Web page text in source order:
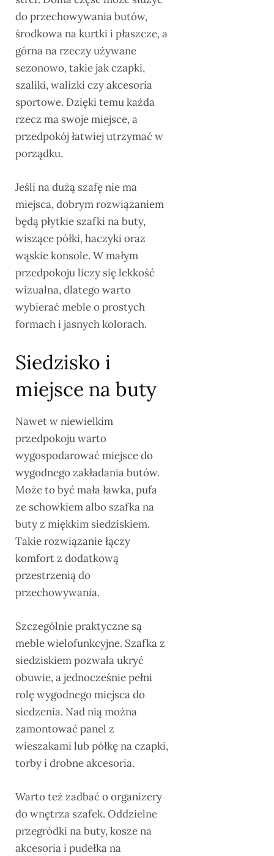
do przechowywania butów,
środkowa na kurtki i płaszcze, a
górna na rzeczy używane
sezonowo, takie jak czapki,
szaliki, walizki czy akcesoria
sportowe. Dzięki temu każda
rzecz ma swoje miejsce, a
przedpokój łatwiej utrzymać w
porządku.
Jeśli na dużą szafę nie ma
miejsca, dobrym rozwiązaniem
będą płytkie szafki na buty,
wiszące półki, haczyki oraz
wąskie konsole. W małym
przedpokoju liczy się lekkość
wizualna, dlatego warto
wybierać meble o prostych
formach i jasnych kolorach.
Siedzisko i
miejsce na buty
Nawet w niewielkim
przedpokoju warto
wygospodarować miejsce do
wygodnego zakładania butów.
Może to być mała ławka, pufa
ze schowkiem albo szafka na
buty z miękkim siedziskiem.
Takie rozwiązanie łączy
komfort z dodatkową
przestrzenią do
przechowywania.
Szczególnie praktyczne są
meble wielofunkcyjne. Szafka z
siedziskiem pozwala ukryć
obuwie, a jednocześnie pełni
rolę wygodnego miejsca do
siedzenia. Nad nią można
zamontować panel z
wieszakami lub półkę na czapki,
torby i drobne akcesoria.
Warto też zadbać o organizery
do wnętrza szafek. Oddzielne
przegródki na buty, kosze na
akcesoria i pudełka na